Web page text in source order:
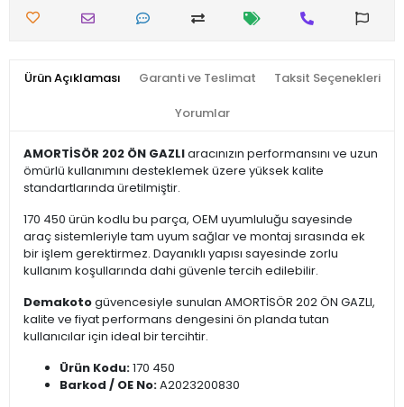
Ürün Açıklaması Garanti ve Teslimat Taksit Seçenekleri
Yorumlar
AMORTİSÖR 202 ÖN GAZLIaracınızın performansını ve uzun
ömürlü kullanımını desteklemek üzere yüksek kalite
standartlarında üretilmiştir.
170 450 ürün kodlu bu parça, OEM uyumluluğu sayesinde
araç sistemleriyle tam uyum sağlar ve montaj sırasında ek
bir işlem gerektirmez. Dayanıklı yapısı sayesinde zorlu
kullanım koşullarında dahi güvenle tercih edilebilir.
Demakotogüvencesiyle sunulan AMORTİSÖR 202 ÖN GAZLI,
kalite ve fiyat performans dengesini ön planda tutan
kullanıcılar için ideal bir tercihtir.
Ürün Kodu:170 450
Barkod / OE No:A2023200830